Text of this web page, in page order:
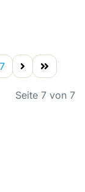
7
Seite 7 von 7